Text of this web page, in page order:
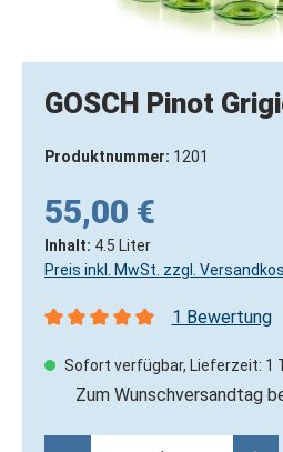
GOSCH Pinot
Produktnummer: 1201
55,00 €
Inhalt: 4.5 Liter
Preis inkl. MwSt. zzgl.
1 Bewertung
Sofort verfügbar, Lieferzeit: 1
Zum Wunschversandtag